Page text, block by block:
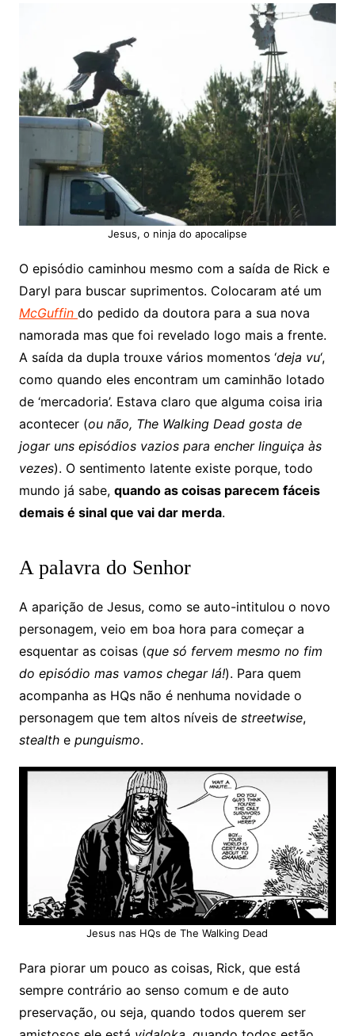
Jesus, o ninja do apocalipse
O episódio caminhou mesmo com a saída de Rick e
Daryl para buscar suprimentos. Colocaram até um
McGuffin do pedido da doutora para a sua nova
namorada mas que foi revelado logo mais a frente.
A saída da dupla trouxe vários momentos ‘deja vu‘,
como quando eles encontram um caminhão lotado
de ‘mercadoria’. Estava claro que alguma coisa iria
acontecer (ou não, The Walking Dead gosta de
jogar uns episódios vazios para encher linguiça às
vezes). O sentimento latente existe porque, todo
mundo já sabe, quando as coisas parecem fáceis
demais é sinal que vai dar merda.
A palavra do Senhor
A aparição de Jesus, como se auto-intitulou o novo
personagem, veio em boa hora para começar a
esquentar as coisas (que só fervem mesmo no fim
do episódio mas vamos chegar lá!). Para quem
acompanha as HQs não é nenhuma novidade o
personagem que tem altos níveis de streetwise,
stealthe punguismo.
Jesus nas HQs de The Walking Dead
Para piorar um pouco as coisas, Rick, que está
sempre contrário ao senso comum e de auto
preservação, ou seja, quando todos querem ser